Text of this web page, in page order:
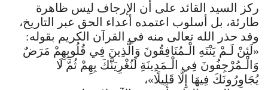
ركز السيد القائد على أن الإرجاف ليس ظاهرة
طارئة، بل أسلوب اعتمده أعداء الحق عبر التاريخ،
وقد حذر الله تعالى منه في القرآن الكريم بقوله:
«لَئِنْ لَـمْ يَنْتَهِ الْـمُنَافِقُونَ وَالَّذِينَ فِي قُلُوبِهِمْ مَرَضٌ
وَالْـمُرْجِفُونَ فِي الْـمَدِينَةِ لَنُغْرِيَنَّكَ بِهِمْ ثُمَّ لَا
يُجَاوِرُونَكَ فِيهَا إِلَّا قَلِيلًا»،